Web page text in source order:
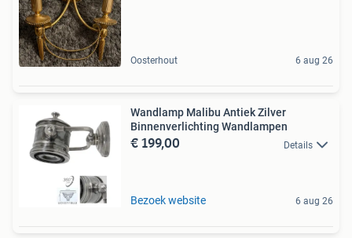
Oosterhout 6 aug 26
Wandlamp Malibu Antiek Zilver
Binnenverlichting Wandlampen
€ 199,00 Details
Bezoek website 6 aug 26